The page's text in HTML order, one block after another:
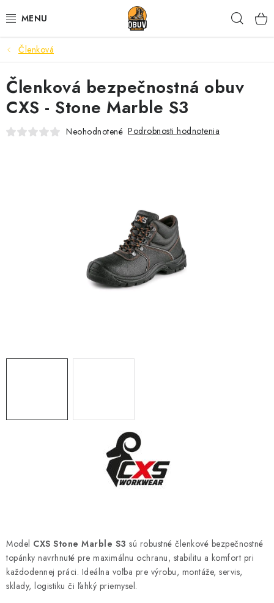
na
PRACOVNÁ A BEZPEČNOSTNÁ OBUV
VOĽNOČASOVÁ OBUV
VÝPREDAJ
BEZPEČNOSTNÉ NORMY A SYMBOLY
INFORMÁCIE PRE ZÁKAZNÍKOV
Členková
Model CXS Stone Marble S3 sú robustné členkové bezpečnostné
topánky navrhnuté pre maximálnu ochranu, stabilitu a komfort pri
každodennej práci. Ideálna voľba pre výrobu, montáže, servis,
sklady, logistiku či ľahký priemysel.
Členková bezpečnostná obuv
CXS - Stone Marble S3
Neohodnotené Podrobnosti hodnotenia